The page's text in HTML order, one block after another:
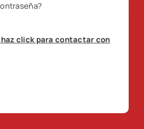
click para contactar con